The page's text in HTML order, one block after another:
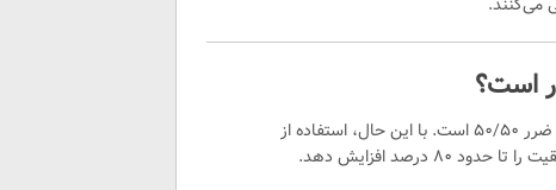
است؟
فعالیت در پروژه‌های هایپ با قطعیت همراه نیست و احتمال سود یا ضرر ۵۰/۵۰ است. با این حال، استفاده از